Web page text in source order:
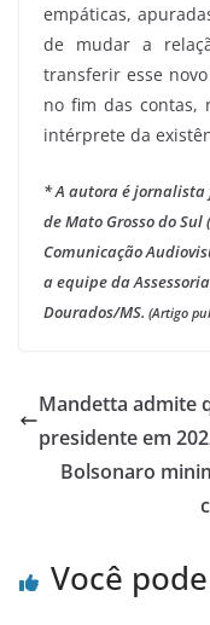
empáticas,
de mudar a
transferir esse
no fim das contas,
intérprete da
* A autora é
de Mato Grosso do Sul
Comunicação
a equipe da
Dourados/MS. (Artigo
Mandetta admite
presidente em
Bolsonaro
Você